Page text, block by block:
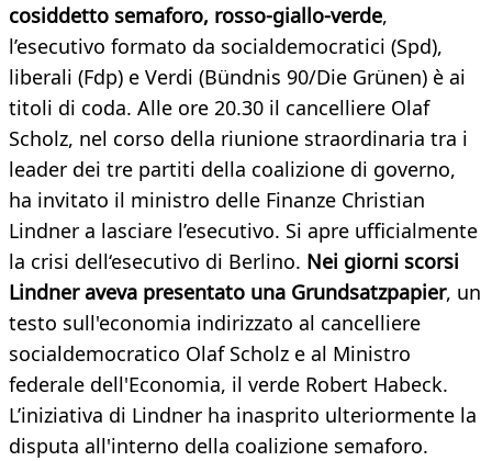
cosiddetto semaforo, rosso-giallo-verde,
l’esecutivo formato da socialdemocratici (Spd),
liberali (Fdp) e Verdi (Bündnis 90/Die Grünen) è ai
titoli di coda. Alle ore 20.30 il cancelliere Olaf
Scholz, nel corso della riunione straordinaria tra i
leader dei tre partiti della coalizione di governo,
ha invitato il ministro delle Finanze Christian
Lindner a lasciare l’esecutivo. Si apre ufficialmente
la crisi dell‘esecutivo di Berlino. Nei giorni scorsi
Lindner aveva presentato una Grundsatzpapier, un
testo sull'economia indirizzato al cancelliere
socialdemocratico Olaf Scholz e al Ministro
federale dell'Economia, il verde Robert Habeck.
L’iniziativa di Lindner ha inasprito ulteriormente la
disputa all'interno della coalizione semaforo.